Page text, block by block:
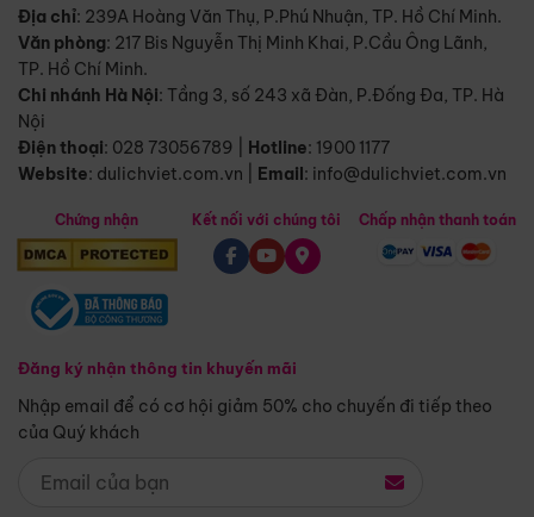
Địa chỉ: 239A Hoàng Văn Thụ, P.Phú Nhuận, TP. Hồ Chí Minh.
Văn phòng: 217 Bis Nguyễn Thị Minh Khai, P.Cầu Ông Lãnh,
TP. Hồ Chí Minh.
Chi nhánh Hà Nội: Tầng 3, số 243 xã Đàn, P.Đống Đa, TP. Hà
Nội
Điện thoại: 028 73056789 Hotline: 1900 1177
Website: dulichviet.com.vn Email: info@dulichviet.com.vn
Chứng nhận
Đăng ký nhận thông tin khuyến mãi
Nhập email để có cơ hội giảm 50% cho chuyến đi tiếp theo
của Quý khách
Kết nối với chúng tôi Chấp nhận thanh toán